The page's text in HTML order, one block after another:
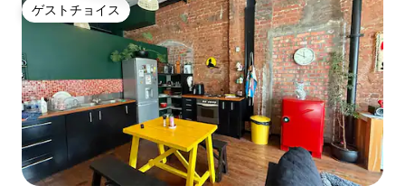
ゲストチョイス
ゲストチョイス